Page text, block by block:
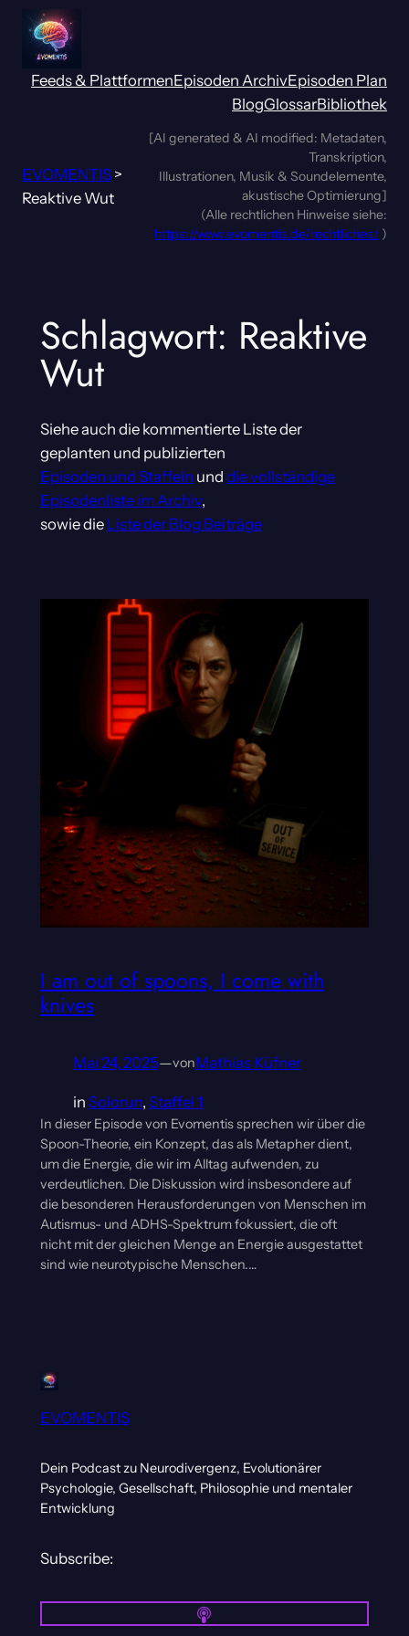
Zum
Inhalt
springen
Feeds & PlattformenEpisoden ArchivEpisoden Plan
BlogGlossarBibliothek
EVOMENTIS >
Reaktive Wut
[AI generated & AI modified: Metadaten,
Transkription,
Illustrationen, Musik & Soundelemente,
akustische Optimierung]
(Alle rechtlichen Hinweise siehe:
https://www.evomentis.de/rechtliches/ )
Schlagwort: Reaktive
Wut
Siehe auch die kommentierte Liste der
geplanten und publizierten
Episoden und Staffeln und die vollständige
Episodenliste im Archiv,
sowie die Liste der Blog Beiträge
I am out of spoons, I come with
knives
Mai 24, 2025—vonMathias Küfner
in Solorun, Staffel 1
In dieser Episode von Evomentis sprechen wir über die
Spoon-Theorie, ein Konzept, das als Metapher dient,
um die Energie, die wir im Alltag aufwenden, zu
verdeutlichen. Die Diskussion wird insbesondere auf
die besonderen Herausforderungen von Menschen im
Autismus- und ADHS-Spektrum fokussiert, die oft
nicht mit der gleichen Menge an Energie ausgestattet
sind wie neurotypische Menschen.…
EVOMENTIS
Dein Podcast zu Neurodivergenz, Evolutionärer
Psychologie, Gesellschaft, Philosophie und mentaler
Entwicklung
Subscribe: